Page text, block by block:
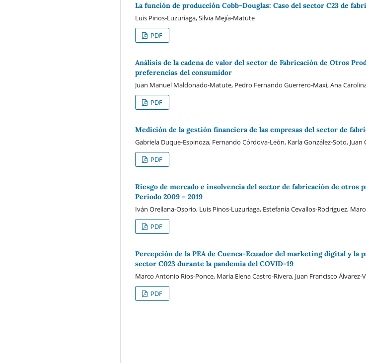
La función de producción Cobb-Douglas: Caso del sector C23 de
Luis Pinos-Luzuriaga, Silvia Mejía-Matute
PDF
Análisis de la cadena de valor del sector de Fabricación de Otros
preferencias del consumidor
Juan Manuel Maldonado-Matute, Pedro Fernando Guerrero-Maxi, Ana
PDF
Medición de la gestión financiera de las empresas del sector de
Gabriela Duque-Espinoza, Fernando Córdova-León, Karla González-Soto, Juan
PDF
Riesgo de mercado e insolvencia del sector de fabricación de otros
Periodo 2009 – 2019
Iván Orellana-Osorio, Luis Pinos-Luzuriaga, Estefanía Cevallos-Rodríguez,
PDF
Percepción de la PEA de Cuenca-Ecuador del marketing digital y
sector C023 durante la pandemia del COVID-19
Marco Antonio Ríos-Ponce, María Elena Castro-Rivera, Juan Francisco Álvarez-
PDF